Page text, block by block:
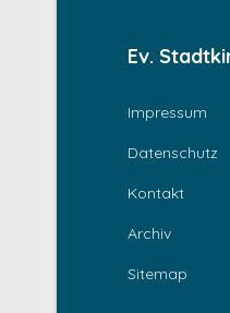
Ev.
Impressum
Datenschutz
Kontakt
Archiv
Sitemap